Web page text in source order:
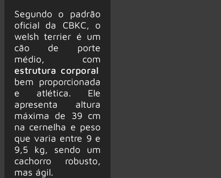
Segundo o padrão
oficial da CBKC, o
welsh terrier é um
cão de porte
médio, com
estrutura corporal
bem proporcionada
e atlética. Ele
apresenta altura
máxima de 39 cm
na cernelha e peso
que varia entre 9 e
9,5 kg, sendo um
cachorro robusto,
mas ágil.